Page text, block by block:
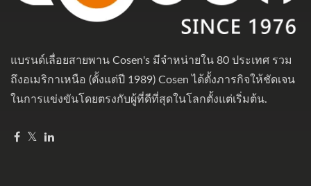
แบรนด์เลื่อยสายพาน Cosen's มีจำหน่ายใน 80 ประเทศ รวม
ถึงอเมริกาเหนือ (ตั้งแต่ปี 1989) Cosen ได้ตั้งภารกิจให้ชัดเจน
ในการแข่งขันโดยตรงกับผู้ที่ดีที่สุดในโลกตั้งแต่เริ่มต้น.